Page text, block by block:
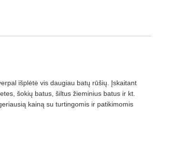
išplėtė vis daugiau batų rūšių. Įskaitant
šokių batus, šiltus žieminius batus ir kt.
kainą su turtingomis ir patikimomis